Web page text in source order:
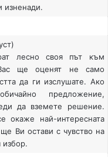
изненади.
лесно своя път към
ще оценят не само
да ги изслушате. Ако
предложение,
да вземете решение.
най-интересната
Ви остави с чувство на
избор.